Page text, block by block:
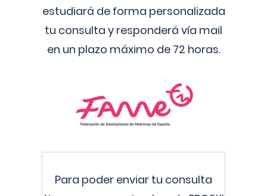
estudiará de forma personalizada
tu consulta y responderá vía mail
en un plazo máximo de 72 horas.
Para poder enviar tu consulta